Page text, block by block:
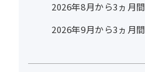
2026年8月から3ヵ月間
2026年9月から3ヵ月間